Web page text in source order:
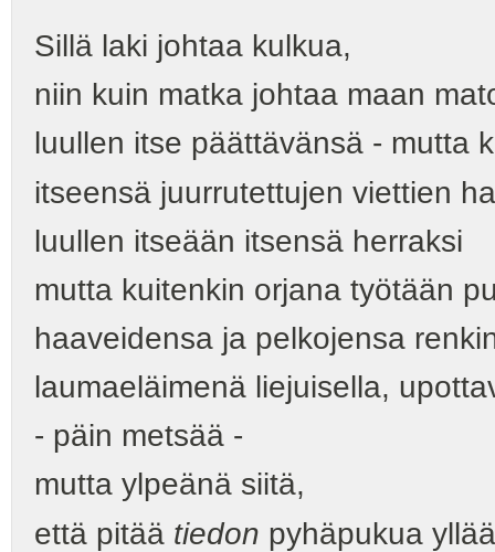
Sillä laki johtaa kulkua,
niin kuin matka johtaa maan
luullen itse päättävänsä - mutta
itseensä juurrutettujen viettien
luullen itseään itsensä herraksi
mutta kuitenkin orjana työtään
haaveidensa ja pelkojensa
laumaeläimenä liejuisella,
- päin metsää -
mutta ylpeänä siitä,
että pitää tiedon pyhäpukua